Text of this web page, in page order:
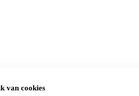
van cookies